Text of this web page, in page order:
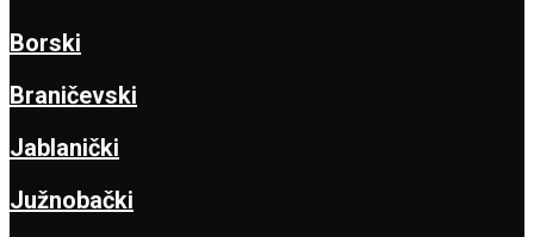
Borski
Braničevski
Jablanički
Južnobački